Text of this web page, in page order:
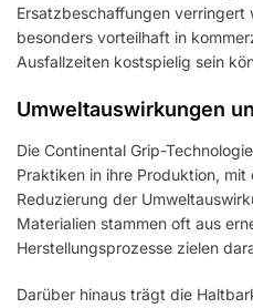
Ersatzbeschaffungen verringert
besonders vorteilhaft in
Ausfallzeiten kostspielig sein
Umweltauswirkungen
Die Continental Grip-
Praktiken in ihre Produktion, mit
Reduzierung der
Materialien stammen oft aus
Herstellungsprozesse zielen
Darüber hinaus trägt die